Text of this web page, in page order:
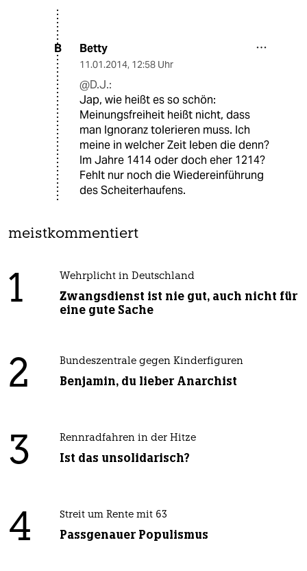
B Betty
11.01.2014, 12:58 Uhr
@D.J.:
Jap, wie heißt es so schön:
Meinungsfreiheit heißt nicht, dass
man Ignoranz tolerieren muss. Ich
meine in welcher Zeit leben die denn?
Im Jahre 1414 oder doch eher 1214?
Fehlt nur noch die Wiedereinführung
des Scheiterhaufens.
meistkommentiert
1 Wehrplicht in Deutschland
Zwangsdienst ist nie gut, auch nicht für
eine gute Sache
2 Bundeszentrale gegen Kinderfiguren
Benjamin, du lieber Anarchist
3 Rennradfahren in der Hitze
Ist das unsolidarisch?
4 Streit um Rente mit 63
Passgenauer Populismus